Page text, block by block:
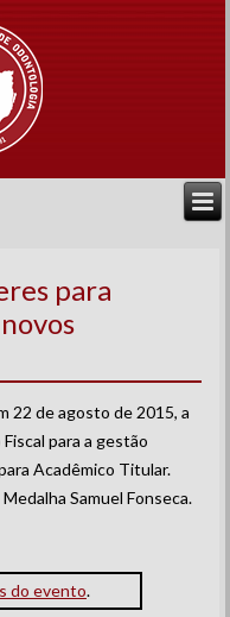
para
22 de agosto de 2015, a
para a gestão
Acadêmico Titular.
Samuel Fonseca.
do evento.